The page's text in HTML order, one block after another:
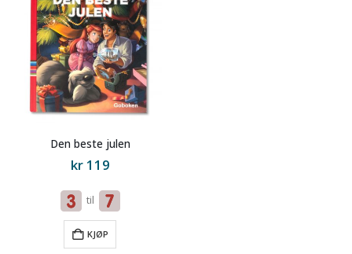
Den beste julen
kr119
til
KJØP